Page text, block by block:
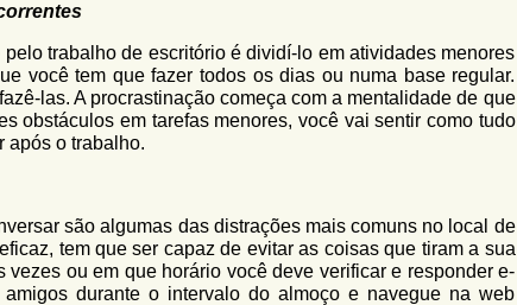
trabalho de escritório é dividí-lo em atividades menores
você tem que fazer todos os dias ou numa base regular.
las. A procrastinação começa com a mentalidade de que
obstáculos em tarefas menores, você vai sentir como tudo
após o trabalho.
são algumas das distrações mais comuns no local de
tem que ser capaz de evitar as coisas que tiram a sua
ou em que horário você deve verificar e responder e-
durante o intervalo do almoço e navegue na web